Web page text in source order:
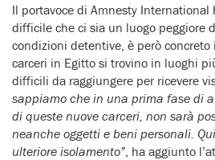
Il portavoce di Amnesty International
difficile che ci sia un luogo peggiore
condizioni detentive, è però
carceri in Egitto si trovino in luoghi
difficili da raggiungere per ricevere
sappiamo che in una prima fase di
di queste nuove carceri, non sarà
neanche oggetti e beni personali.
ulteriore isolamento” , ha aggiunto